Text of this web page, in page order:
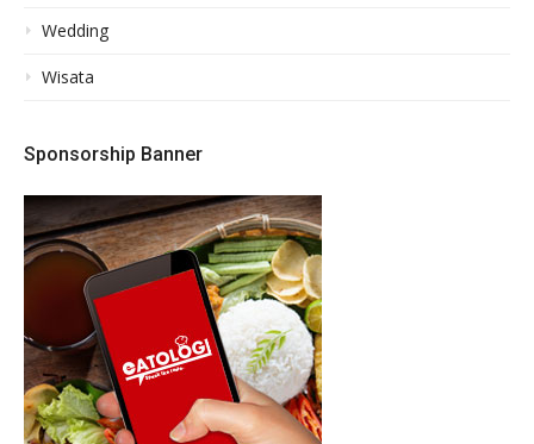
Wedding
Wisata
Sponsorship Banner